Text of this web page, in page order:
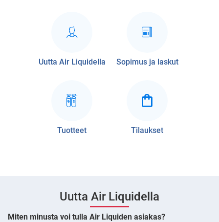
Uutta Air Liquidella Sopimus ja laskut
Tuotteet Tilaukset
Uutta Air Liquidella
Miten minusta voi tulla Air Liquiden asiakas?